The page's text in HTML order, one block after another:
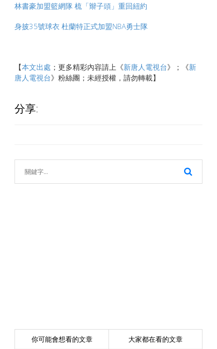
林書豪加盟籃網隊 梳「辮子頭」重回紐約
身披35號球衣 杜蘭特正式加盟NBA勇士隊
【本文出處 ；更多精彩內容請上《新唐人電視台》；《新
唐人電視台》粉絲團；未經授權，請勿轉載】
分享:
你可能會想看的文章 大家都在看的文章